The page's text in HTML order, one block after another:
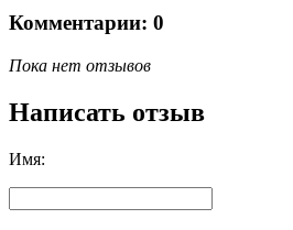
Комментарии: 0
Пока нет отзывов
Написать отзыв
Имя: